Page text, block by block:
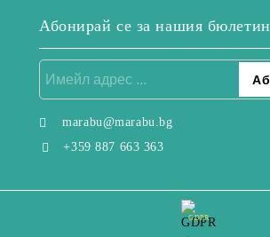
Абонирай се за нашия бюлетин
marabu@marabu.bg
+359 887 663 363
GDPR